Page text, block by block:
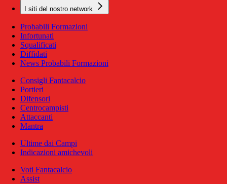
I siti del nostro network
Probabili Formazioni
Infortunati
Squalificati
Diffidati
News Probabili Formazioni
Consigli Fantacalcio
Portieri
Difensori
Centrocampisti
Attaccanti
Mantra
Ultime dai Campi
Indicazioni amichevoli
Voti Fantacalcio
Assist